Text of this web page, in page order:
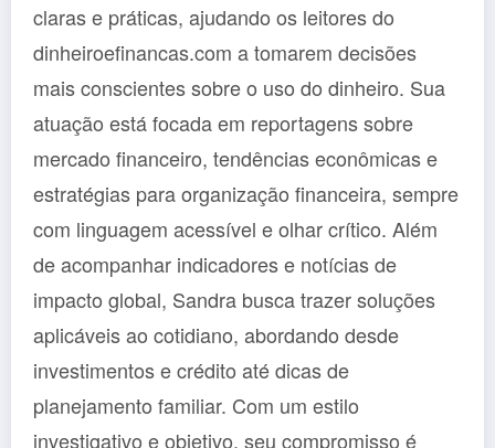
claras e práticas, ajudando os leitores do
dinheiroefinancas.com a tomarem decisões
mais conscientes sobre o uso do dinheiro. Sua
atuação está focada em reportagens sobre
mercado financeiro, tendências econômicas e
estratégias para organização financeira, sempre
com linguagem acessível e olhar crítico. Além
de acompanhar indicadores e notícias de
impacto global, Sandra busca trazer soluções
aplicáveis ao cotidiano, abordando desde
investimentos e crédito até dicas de
planejamento familiar. Com um estilo
investigativo e objetivo, seu compromisso é